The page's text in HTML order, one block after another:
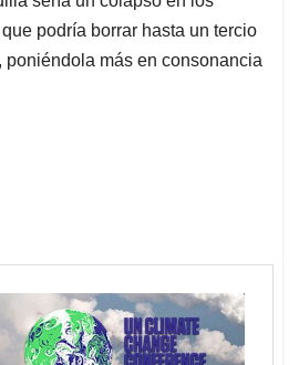
podría borrar hasta un tercio
más en consonancia